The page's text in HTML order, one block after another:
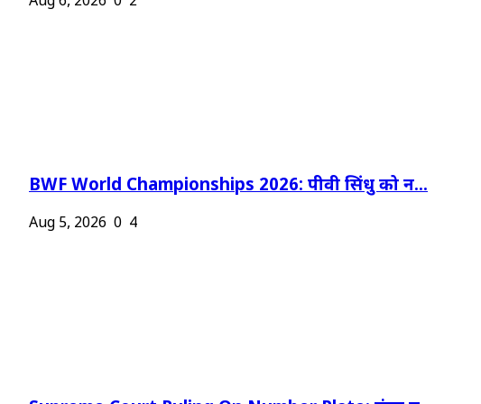
BWF World Championships 2026: पीवी सिंधु को न...
Aug 5, 2026 0 4